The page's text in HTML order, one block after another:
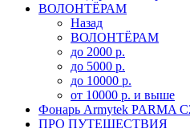
ВОЛОНТЁРАМ
Назад
ВОЛОНТЁРАМ
до 2000 р.
до 5000 р.
до 10000 р.
от 10000 р. и выше
Фонарь Armytek PARMA
ПРО ПУТЕШЕСТВИЯ